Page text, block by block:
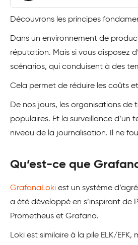
Découvrons les principes
Dans un environnement de
réputation. Mais si vous disposez
scénarios, qui conduisent à des
Cela permet de réduire les coûts
De nos jours, les organisations de
populaires. Et la surveillance
niveau de la journalisation. Il ne
Qu’est-ce que
GrafanaLoki est un système
a été développé en s’inspirant de
Prometheus et Grafana.
Loki est similaire à la pile ELK/